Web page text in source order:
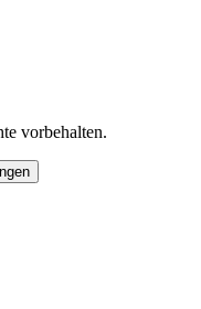
vorbehalten.